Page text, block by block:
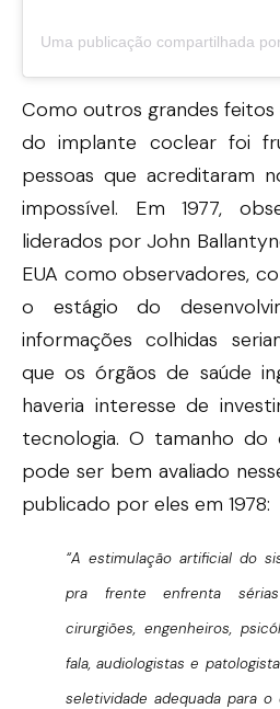
Como outros grandes feitos
do implante coclear foi
pessoas que acreditaram
impossível. Em 1977,
liderados por John
EUA como observadores,
o estágio do
informações colhidas
que os órgãos de saúde
haveria interesse de
tecnologia. O tamanho do
pode ser bem avaliado
publicado por eles em 1978:
“A estimulação artificial do
pra frente enfrenta
cirurgiões, engenheiros,
fala, audiologistas e
seletividade adequada para